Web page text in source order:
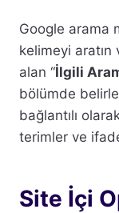
Google arama
kelimeyi aratın
alan “İlgili
bölümde
bağlantılı
terimler ve
Site İçi